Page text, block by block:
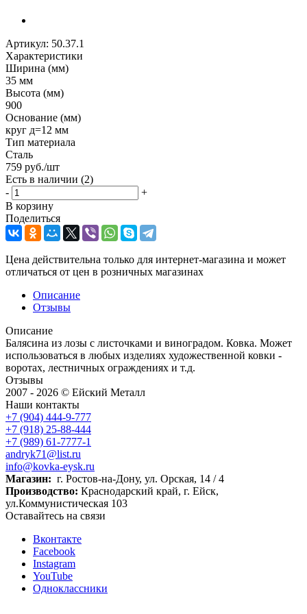
Артикул: 50.37.1
Характеристики
Ширина (мм)
35 мм
Высота (мм)
900
Основание (мм)
круг д=12 мм
Тип материала
Сталь
759 руб./шт
Есть в наличии (2)
-
+
В корзину
Поделиться
Цена действительна только для интернет-магазина и может
отличаться от цен в розничных магазинах
Описание
Отзывы
Описание
Балясина из лозы с листочками и виноградом. Ковка. Может
использоваться в любых изделиях художественной ковки -
воротах, лестничных ограждениях и т.д.
Отзывы
2007 - 2026 © Ейский Металл
Наши контакты
+7 (904) 444-9-777
+7 (918) 25-88-444
+7 (989) 61-7777-1
andryk71@list.ru
info@kovka-eysk.ru
Магазин: г. Ростов-на-Дону, ул. Орская, 14 / 4
Производство: Краснодарский край, г. Ейск,
ул.Коммунистическая 103
Оставайтесь на связи
Вконтакте
Facebook
Instagram
YouTube
Одноклассники